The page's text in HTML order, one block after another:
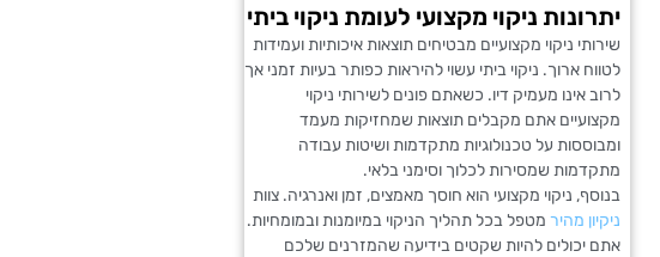
יתרונות ניקוי מקצועי לעומת ניקוי ביתי
שירותי ניקוי מקצועיים מבטיחים תוצאות איכותיות ועמידות
לטווח ארוך. ניקוי ביתי עשוי להיראות כפותר בעיות זמני אך
לרוב אינו מעמיק דיו. כשאתם פונים לשירותי ניקוי
מקצועיים אתם מקבלים תוצאות שמחזיקות מעמד
ומבוססות על טכנולוגיות מתקדמות ושיטות עבודה
מתקדמות שמסירות לכלוך וסימני בלאי.
בנוסף, ניקוי מקצועי הוא חוסך מאמצים, זמן ואנרגיה. צוות
ניקיון מהיר מטפל בכל תהליך הניקוי במיומנות ובמומחיות.
אתם יכולים להיות שקטים בידיעה שהמזרנים שלכם